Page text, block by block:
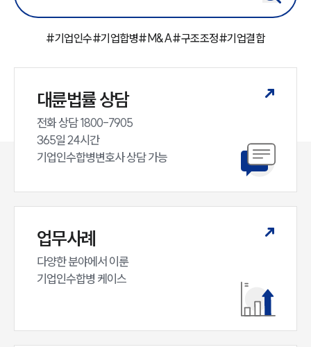
오시는 길
글로벌 파트너 로펌
고객의 소리
AI대륜
사례분석/최신동향
고객후기
M&A센터 업무
구성원 소개
#기업인수#기업합병# M&A#구조조정#기업결합
대륜법률 상담
전화 상담 1800-7905
365일 24시간
기업인수합병변호사 상담 가능
업무사례
다양한 분야에서 이룬
기업인수합병 케이스